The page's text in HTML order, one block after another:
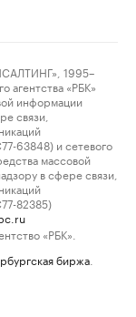
1995–
«РБК»
информации
связи,
63848) и сетевого
массовой
в сфере связи,
82385)
«РБК».
биржа